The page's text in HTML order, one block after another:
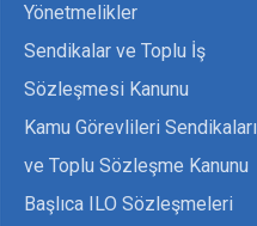
Yönetmelikler
Sendikalar ve Toplu İş
Sözleşmesi Kanunu
Kamu Görevlileri Sendikaları
ve Toplu Sözleşme Kanunu
Başlıca ILO Sözleşmeleri